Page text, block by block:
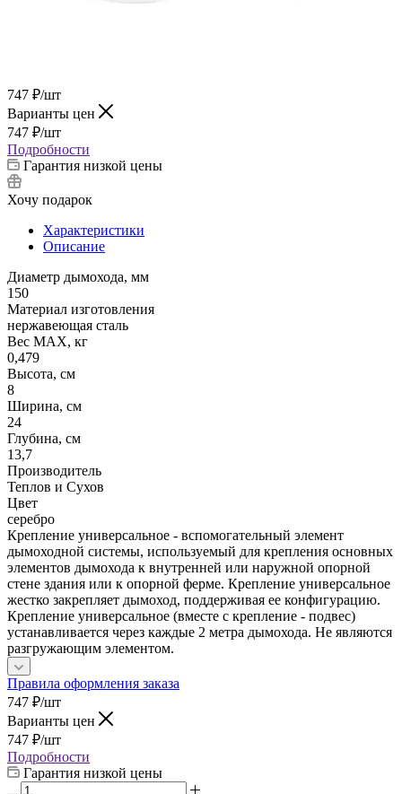
747 ₽/шт
Варианты цен
747 ₽/шт
Подробности
Гарантия низкой цены
Хочу подарок
Характеристики
Описание
Диаметр дымохода, мм
150
Материал изготовления
нержавеющая сталь
Вес МАХ, кг
0,479
Высота, см
8
Ширина, см
24
Глубина, см
13,7
Производитель
Теплов и Сухов
Цвет
серебро
Крепление универсальное - вспомогательный элемент
дымоходной системы, используемый для крепления основных
элементов дымохода к внутренней или наружной опорной
стене здания или к опорной ферме. Крепление универсальное
жестко закрепляет дымоход, поддерживая ее конфигурацию.
Крепление универсальное (вместе с крепление - подвес)
устанавливается через каждые 2 метра дымохода. Не являются
разгружающим элементом.
Правила оформления заказа
747 ₽/шт
Варианты цен
747 ₽/шт
Подробности
Гарантия низкой цены